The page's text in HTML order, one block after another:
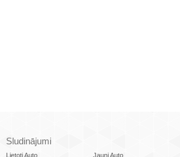
Sludinājumi
Lietoti Auto Jauni Auto